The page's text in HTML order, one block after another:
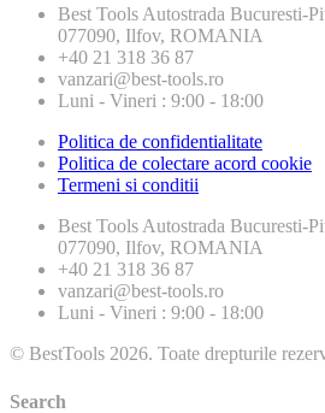
Best ToolsAutostrada Bucuresti-
077090, Ilfov, ROMANIA
+40 21 318 36 87
vanzari@best-tools.ro
Luni - Vineri : 9:00 - 18:00
Politica de confidentialitate
Politica de colectare acord cookie
Termeni si conditii
Best ToolsAutostrada Bucuresti-
077090, Ilfov, ROMANIA
+40 21 318 36 87
vanzari@best-tools.ro
Luni - Vineri : 9:00 - 18:00
© BestTools 2026. Toate drepturile
Search